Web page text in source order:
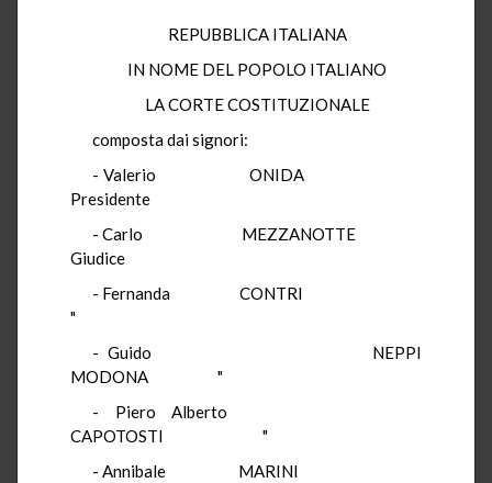
REPUBBLICA ITALIANA
IN NOME DEL POPOLO ITALIANO
LA CORTE COSTITUZIONALE
composta dai signori:
- Valerio ONIDA
Presidente
- Carlo MEZZANOTTE
Giudice
- Fernanda CONTRI
"
- Guido NEPPI
MODONA "
- Piero Alberto
CAPOTOSTI "
- Annibale MARINI